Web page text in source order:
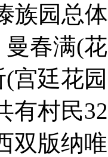
族园总
春满(
宫廷花
有村民
双版纳